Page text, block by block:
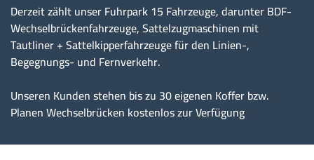
Derzeit zählt unser Fuhrpark 15 Fahrzeuge, darunter BDF-
Wechselbrückenfahrzeuge, Sattelzugmaschinen mit
Tautliner + Sattelkipperfahrzeuge für den Linien-,
Begegnungs- und Fernverkehr.
Unseren Kunden stehen bis zu 30 eigenen Koffer bzw.
Planen Wechselbrücken kostenlos zur Verfügung